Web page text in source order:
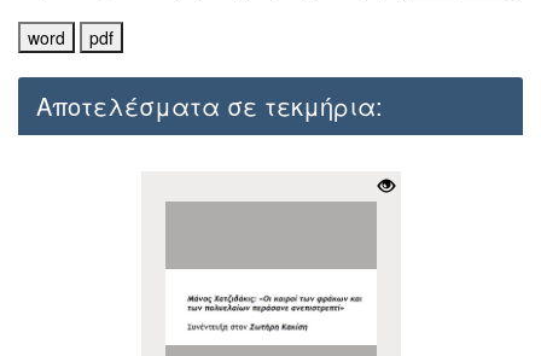
Αποτελέσματα σε τεκμήρια: